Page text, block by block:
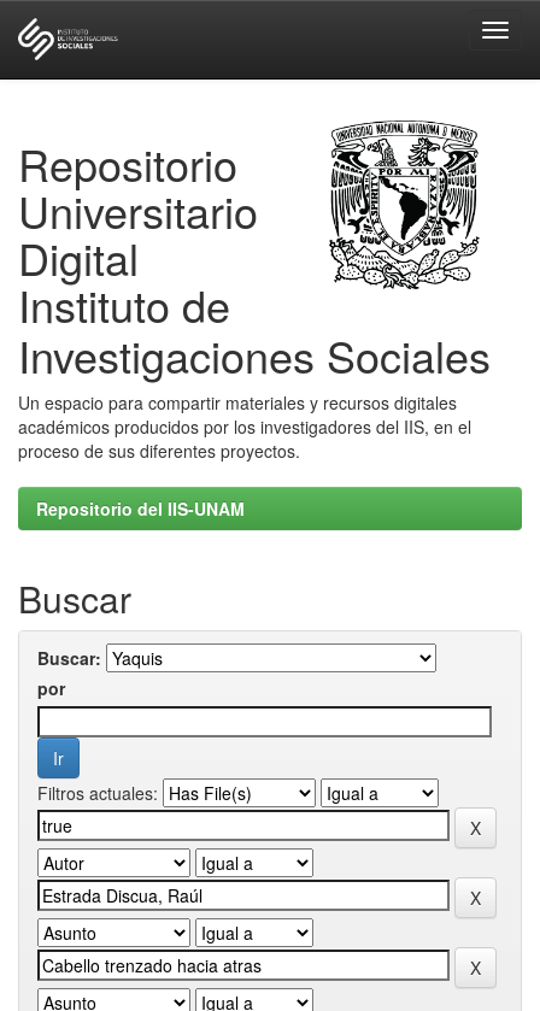
Repositorio
Universitario
Digital
Instituto de
Investigaciones Sociales
Un espacio para compartir materiales y recursos digitales
académicos producidos por los investigadores del IIS, en el
proceso de sus diferentes proyectos.
Repositorio del IIS-UNAM
Buscar
Buscar:
por
Filtros actuales: